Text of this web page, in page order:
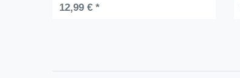
12,99 € *